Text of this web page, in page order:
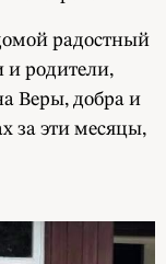
радостный
и родители,
Веры, добра и
за эти месяцы,